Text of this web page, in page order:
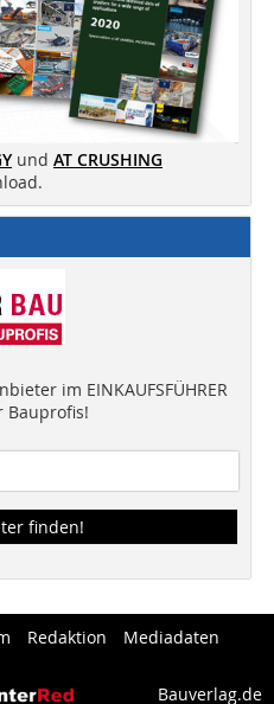
und AT CRUSHING
im EINKAUFSFÜHRER
Bauprofis!
finden!
Redaktion
Mediadaten
Bauverlag.de